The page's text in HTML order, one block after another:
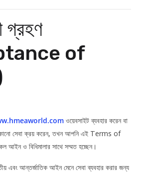
গ্রহণ
of
ওয়েবসাইট ব্যবহার করেন বা
সেবা ক্রয় করেন, তখন আপনি এই Terms of
ও বিধিমালার সাথে সম্মত হচ্ছেন।
এবং আন্তর্জাতিক আইন মেনে সেবা ব্যবহার করার জন্য